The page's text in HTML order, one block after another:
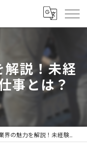
説！未経
事とは？
力を解説！未経験からでも稼げる仕事とは？